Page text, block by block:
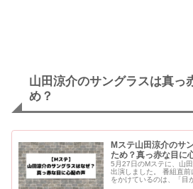
山田涼介のサングラスは真っ
め？
Mステ山田涼介のサ
ため？真っ赤な目に
5月27日のMステに、山
出演しました。 番組直前に公開された動画で、サングラス
をかけているのは、「目